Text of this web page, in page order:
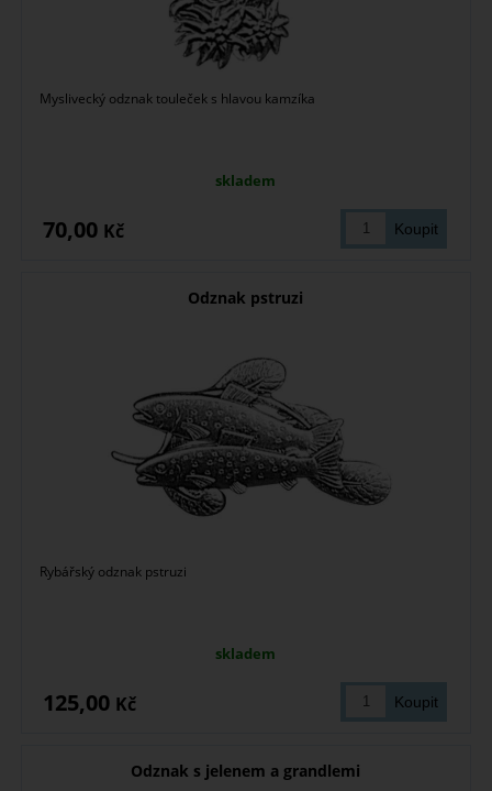
Myslivecký odznak touleček s hlavou kamzíka
skladem
70,00 Kč
Odznak pstruzi
Rybářský odznak pstruzi
skladem
125,00 Kč
Odznak s jelenem a grandlemi